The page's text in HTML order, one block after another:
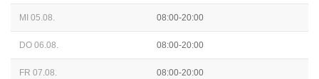
MI 05.08. 08:00-20:00
DO 06.08. 08:00-20:00
FR 07.08. 08:00-20:00